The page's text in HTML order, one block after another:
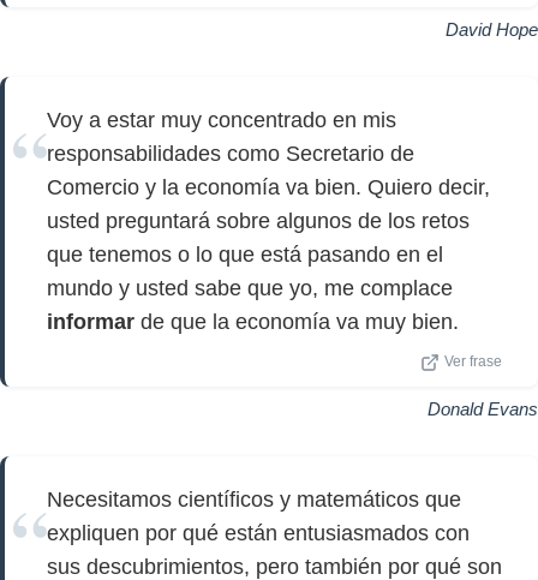
David Hope
Voy a estar muy concentrado en mis
responsabilidades como Secretario de
Comercio y la economía va bien. Quiero decir,
usted preguntará sobre algunos de los retos
que tenemos o lo que está pasando en el
mundo y usted sabe que yo, me complace
informar de que la economía va muy bien.
Ver frase
Donald Evans
Necesitamos científicos y matemáticos que
expliquen por qué están entusiasmados con
sus descubrimientos, pero también por qué son